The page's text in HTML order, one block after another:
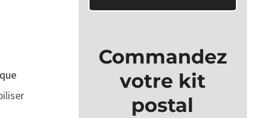
Commandez
votre kit
postal